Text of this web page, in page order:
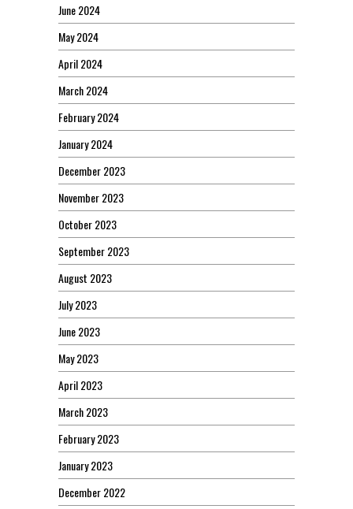
June 2024
May 2024
April 2024
March 2024
February 2024
January 2024
December 2023
November 2023
October 2023
September 2023
August 2023
July 2023
June 2023
May 2023
April 2023
March 2023
February 2023
January 2023
December 2022